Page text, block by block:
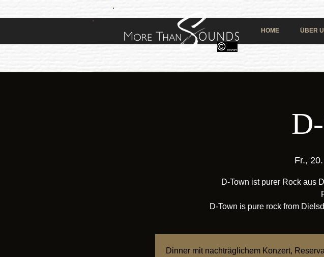
HOME ÜBER
Fr.,
D-Town ist purer Rock aus
D-Town is pure rock from
Dinner mit nachträglichem Konzert,